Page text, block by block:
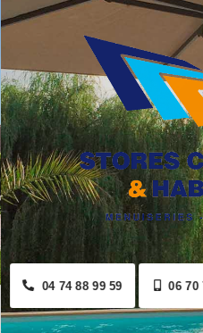
04 74 88 99 59 06 70